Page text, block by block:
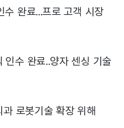
완료...프로 고객 시장
인수 완료..양자 센싱 기술
로봇기술 확장 위해